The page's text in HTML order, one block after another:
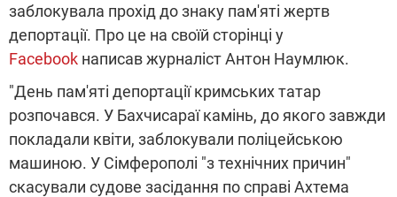
заблокувала прохід до знаку пам'яті жертв
депортації. Про це на своїй сторінці у
Facebook написав журналіст Антон Наумлюк.
"День пам'яті депортації кримських татар
розпочався. У Бахчисараї камінь, до якого завжди
покладали квіти, заблокували поліцейською
машиною. У Сімферополі "з технічних причин"
скасували судове засідання по справі Ахтема